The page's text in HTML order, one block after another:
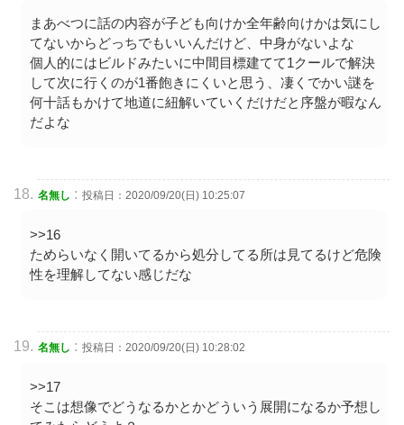
まあべつに話の内容が子ども向けか全年齢向けかは気にし
てないからどっちでもいいんだけど、中身がないよな
個人的にはビルドみたいに中間目標建てて1クールで解決
して次に行くのが1番飽きにくいと思う、凄くでかい謎を
何十話もかけて地道に紐解いていくだけだと序盤が暇なん
だよな
名無し : 投稿日：2020/09/20(日) 10:25:07
>>16
ためらいなく開いてるから処分してる所は見てるけど危険
性を理解してない感じだな
名無し : 投稿日：2020/09/20(日) 10:28:02
>>17
そこは想像でどうなるかとかどういう展開になるか予想し